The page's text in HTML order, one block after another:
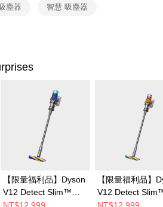
塵器 智慧 吸塵器
【限量福利品】Dyson
V12 Detect Slim™
Fluffy 無線吸塵器
NT$12,999
【限量福利品】
V12 Detect
Total Clean 無線
NT$12,999